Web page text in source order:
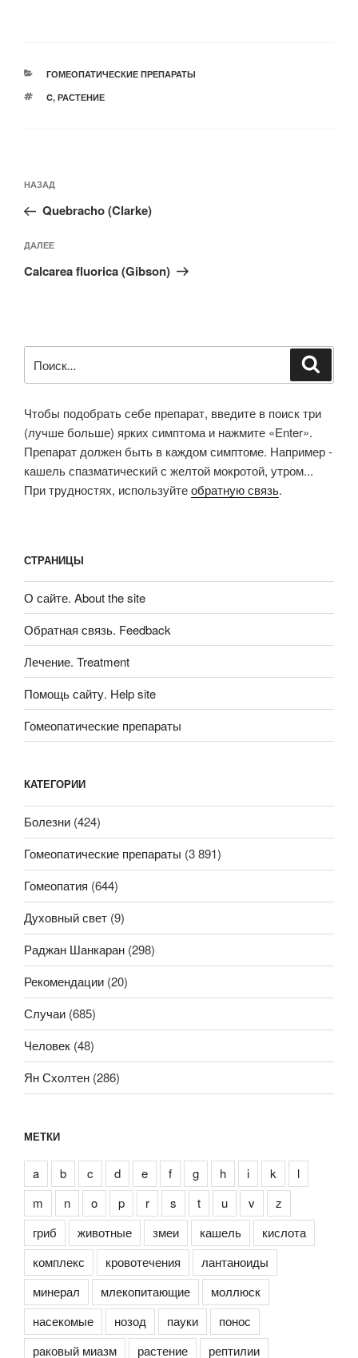
РУБРИКИ
ГОМЕОПАТИЧЕСКИЕ ПРЕПАРАТЫ
МЕТКИ
C, РАСТЕНИЕ
по
записям
Предыдущая
запись:
НАЗАД
Quebracho (Clarke)
Следующая
запись
ДАЛЕЕ
Calcarea fluorica (Gibson)
Чтобы подобрать себе препарат, введите в поиск три
(лучше больше) ярких симптома и нажмите «Enter».
Препарат должен быть в каждом симптоме. Например -
кашель спазматический с желтой мокротой, утром...
При трудностях, используйтеобратную связь.
СТРАНИЦЫ
О сайте. About the site
Обратная связь. Feedback
Лечение. Treatment
Помощь сайту. Help site
Гомеопатические препараты
КАТЕГОРИИ
Болезни (424)
Гомеопатические препараты (3 891)
Гомеопатия (644)
Духовный свет (9)
Раджан Шанкаран (298)
Рекомендации (20)
Случаи (685)
Человек (48)
Ян Схолтен (286)
МЕТКИ
a b c d e f g h i k
l
m
n o p r s t u v
z
гриб
животные змеи кашель
кислота
комплекс
кровотечения
лантаноиды
минерал
млекопитающие
моллюск
насекомые
нозод пауки
понос
раковый миазм
растение рептилии